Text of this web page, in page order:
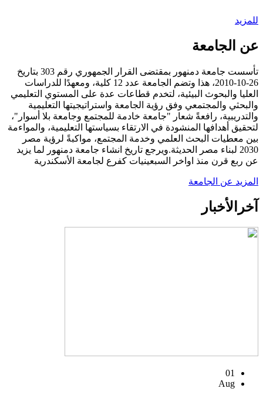
للمزيد
عن الجامعة
تأسست جامعة دمنهور بمقتضى القرار الجمهوري رقم 303 بتاريخ
26-10-2010، هذا وتضم الجامعة عدد 12 كلية، ومعهدًا للدراسات
العليا والبحوث البيئية، لتخدم قطاعات عدة على المستوي التعليمي
والبحثي والمجتمعي وفق رؤية الجامعة واستراتيجيتها التعليمية
والتدريبية، رافعةً شعار "جامعة خادمة للمجتمع وجامعة بلا أسوار"،
لتحقيق أهدافها المنشودة في الارتقاء بسياستها التعليمية، والمواءمة
بين معطيات البحث العلمي وخدمة المجتمع، مواكبةً لرؤية مصر
2030 لبناء مصر الحديثة.ويرجع تاريخ انشاء جامعة دمنهور لما يزيد
عن ربع قرن منذ اواخر السبعينيات كفرع لجامعة الأسكندرية
المزيد عن الجامعة
آخر الأخبار
01
Aug